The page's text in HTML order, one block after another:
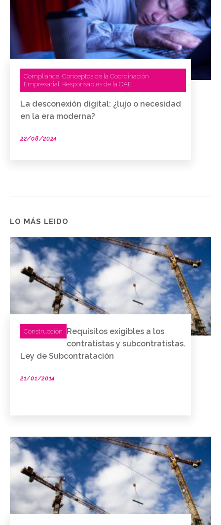
Compliance, Conceptos de la Coordinación
Empresarial, Responsables de la CAE
La desconexión digital: ¿lujo o necesidad
en la era moderna?
22/08/2024
LO MÁS LEIDO
Construcción
Requisitos exigibles a los
contratistas y subcontratistas.
Ley de Subcontratación
21/01/2014